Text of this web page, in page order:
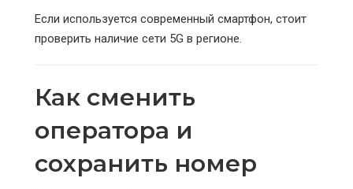
Если используется современный смартфон, стоит
проверить наличие сети 5G в регионе.
Как сменить
оператора и
сохранить номер